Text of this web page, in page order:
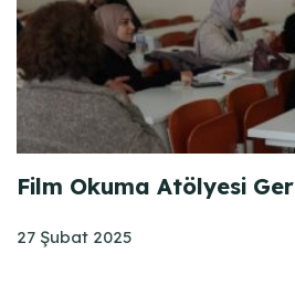
Film Okuma Atölyesi
27 Şubat 2025